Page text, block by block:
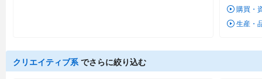
購買・
生産・
クリエイティブ系 でさらに絞り込む